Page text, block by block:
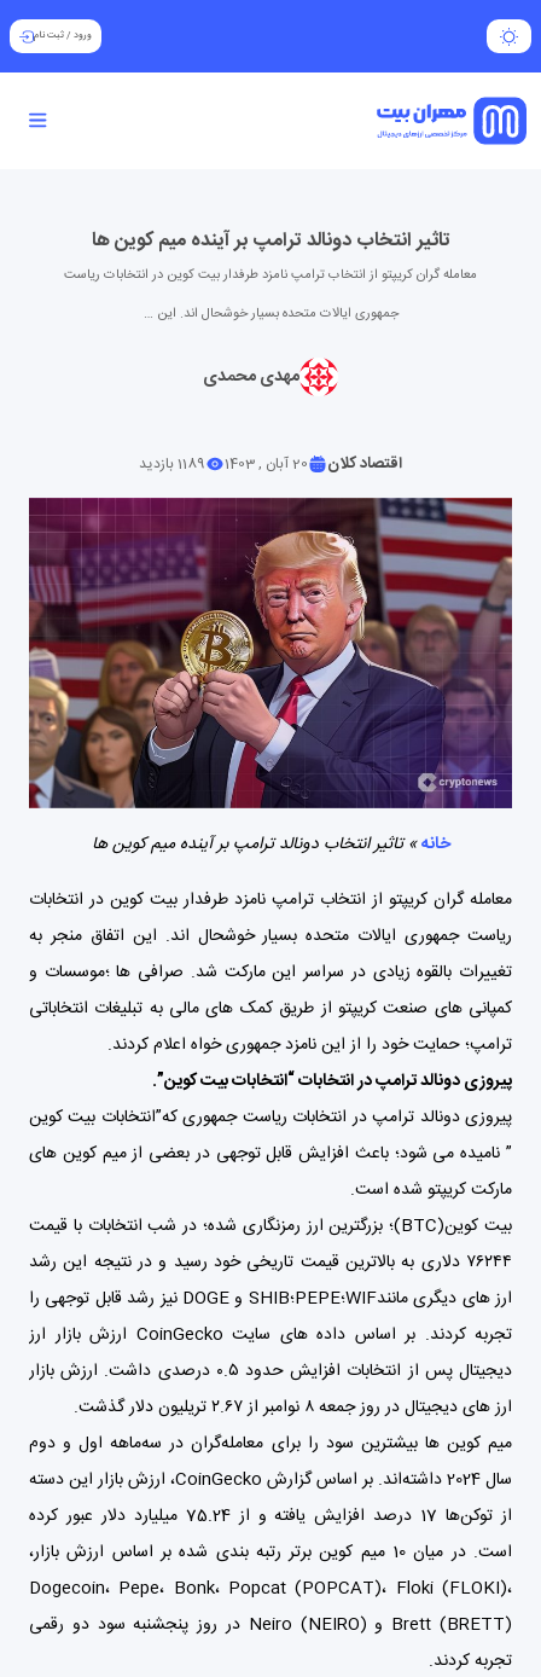
ورود /ثبت نام
تاثیر انتخاب دونالد ترامپ بر آینده میم کوین ها
معامله گران کریپتو از انتخاب ترامپ نامزد طرفدار بیت کوین در انتخابات ریاست
جمهوری ایالات متحده بسیار خوشحال اند. این …
مهدی محمدی
اقتصاد کلان 20 آبان , 1403 1189 بازدید
خانه»تاثیر انتخاب دونالد ترامپ بر آینده میم کوین ها
معامله گران کریپتو از انتخاب ترامپ نامزد طرفدار بیت کوین در انتخابات
ریاست جمهوری ایالات متحده بسیار خوشحال اند. این اتفاق منجر به
تغییرات بالقوه زیادی در سراسر این مارکت شد. صرافی ها ؛موسسات و
کمپانی های صنعت کریپتو از طریق کمک های مالی به تبلیغات انتخاباتی
ترامپ؛ حمایت خود را از این نامزد جمهوری خواه اعلام کردند.
پیروزی دونالد ترامپ در انتخابات “انتخابات بیت کوین”.
پیروزی دونالد ترامپ در انتخابات ریاست جمهوری که”انتخابات بیت کوین
” نامیده می شود؛ باعث افزایش قابل توجهی در بعضی از میم کوین های
مارکت کریپتو شده است.
بیت کوین(BTC)؛ بزرگترین ارز رمزنگاری شده؛ در شب انتخابات با قیمت
۷۶۲۴۴ دلاری به بالاترین قیمت تاریخی خود رسید و در نتیجه این رشد
ارز های دیگری مانندWIF؛PEPE؛SHIB و DOGE نیز رشد قابل توجهی را
تجربه کردند. بر اساس داده های سایت CoinGecko ارزش بازار ارز
دیجیتال پس از انتخابات افزایش حدود ۰.۵ درصدی داشت. ارزش بازار
ارز های دیجیتال در روز جمعه ۸ نوامبر از ۲.۶۷ تریلیون دلار گذشت.
میم کوین ها بیشترین سود را برای معامله‌گران در سه‌ماهه اول و دوم
سال 2024 داشته‌اند. بر اساس گزارش CoinGecko، ارزش بازار این دسته
از توکن‌ها 17 درصد افزایش یافته و از 75.24 میلیارد دلار عبور کرده
است. در میان 10 میم کوین برتر رتبه بندی شده بر اساس ارزش بازار،
Dogecoin، Pepe، Bonk، Popcat (POPCAT)، Floki (FLOKI)،
Brett (BRETT) و Neiro (NEIRO) در روز پنجشنبه سود دو رقمی
تجربه کردند.